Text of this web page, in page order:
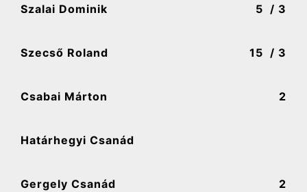
Szalai Dominik 5 / 3
Szecső Roland 15 / 3
Csabai Márton 2
Határhegyi Csanád
Gergely Csanád 2